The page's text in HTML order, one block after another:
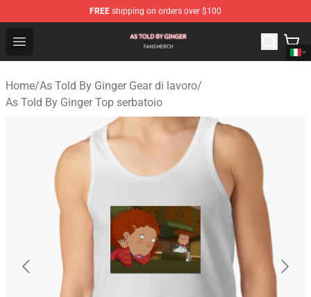
FREE shipping on orders over $100
Open menu
As Told By Ginger Shop - Official As Told By Ginger
Home/As Told By Ginger Gear di lavoro/
As Told By Ginger Top serbatoio